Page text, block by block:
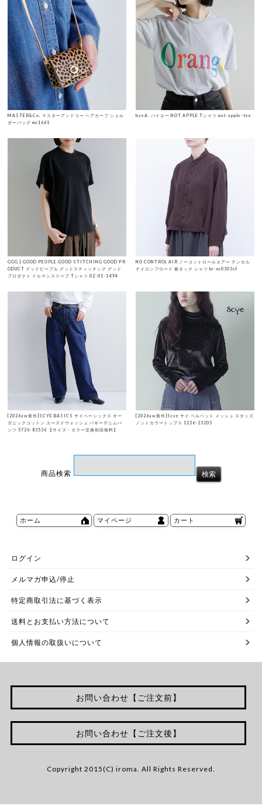
MASTER&Co. マスターアンドコー ヘアカーフ ショル
ダーバッグ mc1661
byeA. バイエー NOT APPLE Tシャツ not-apple-tee
GGG | GOOD PEOPLE GOOD STITCHING GOOD PR
ODUCT グッドピープル グッドスティッチング グッド
プロダクト ドルマンスリーブ Tシャツ 02-01-1494
NO CONTROL AIR ノーコントロールエアー テンセル
ナイロンブロード 裾タック シャツ hr-nc0303sf
[2026aw新作]SCYE BASICS サイベーシックス オー
ガニックコットン ユーズドウォッシュ バギーデニムパ
ンツ 5726-83536 【サイズ・カラー交換初回無料】
[2026aw新作]Scye サイ ベルベット メッシュ スタッズ
ノットカラートップス 1226-23205
商品検索
ホーム マイページ カート
ログイン
メルマガ申込/停止
特定商取引法に基づく表示
送料とお支払い方法について
個人情報の取扱いについて
お問い合わせ【ご注文前】
お問い合わせ【ご注文後】
Copyright 2015(C) iroma. All Rights Reserved.